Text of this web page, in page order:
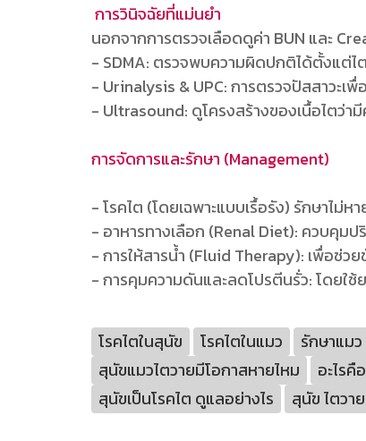
การวินิจฉัยที่แม่นยำ
นอกจากการตรวจเลือดดูค่า BUN และ
- SDMA: ตรวจพบความผิดปกติได้ตั้งแต่ไ
- Urinalysis & UPC: การตรวจปัสสาวะเพื่
- Ultrasound: ดูโครงสร้างของเนื้อไตว่
การจัดการและรักษา (Management)
- โรคไต (โดยเฉพาะแบบเรื้อรัง) รักษาไ
- อาหารทางเลือก (Renal Diet): ควบคุม
- การให้สารน้ำ (Fluid Therapy): เพื่อช่ว
- การคุมความดันและลดโปรตีนรั่ว: โดยใ
โรคไตในสุนัข โรคไตในแมว รักษาแมว
สุนัขแมวไตวายมีโอกาสหายไหม
อะไรคื
สุนัขเป็นโรคไต ดูแลอย่างไร
สุนัข ไตวา